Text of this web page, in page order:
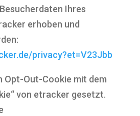
Ihres
erhoben und
privacy?et=V23Jbb
Opt-Out-Cookie mit dem
von etracker gesetzt.